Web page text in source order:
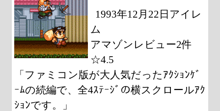
1993年12月22日アイレ
ム
アマゾンレビュー2件
☆4.5
「ファミコン版が大人気だったｱｸｼｮﾝｹﾞ
ｰﾑの続編で、全4ｽﾃｰｼﾞの横スクロールｱｸ
ｼｮﾝです。」